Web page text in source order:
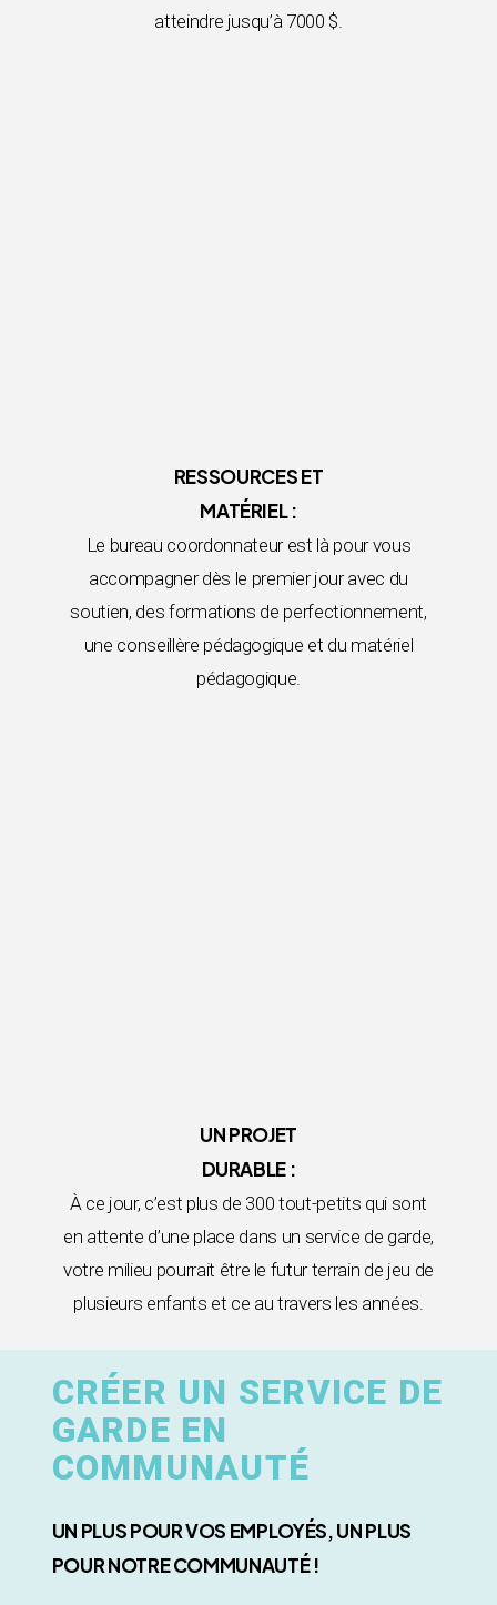
atteindre jusqu’à 7000 $.
RESSOURCES ET
MATÉRIEL :
Le bureau coordonnateur est là pour vous
accompagner dès le premier jour avec du
soutien, des formations de perfectionnement,
une conseillère pédagogique et du matériel
pédagogique.
UN PROJET
DURABLE :
À ce jour, c’est plus de 300 tout-petits qui sont
en attente d’une place dans un service de garde,
votre milieu pourrait être le futur terrain de jeu de
plusieurs enfants et ce au travers les années.
CRÉER UN SERVICE DE
GARDE EN
COMMUNAUTÉ
UN PLUS POUR VOS EMPLOYÉS, UN PLUS
POUR NOTRE COMMUNAUTÉ !